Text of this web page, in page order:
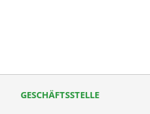
GESCHÄFTSSTELLE